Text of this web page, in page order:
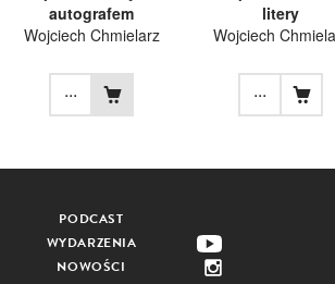
autografem
Wojciech Chmielarz
...
litery
Wojciech
...
PODCAST
WYDARZENIA
NOWOŚCI